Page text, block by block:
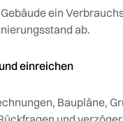
ein
ab.
einreichen
Baupläne,